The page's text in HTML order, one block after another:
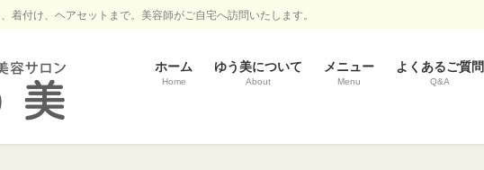
着付け、ヘアセットまで。美容師がご自宅へ訪問いたします。
ホーム
Home
ゆう美について
About
メニュー
Menu
よくあるご質問
Q&A